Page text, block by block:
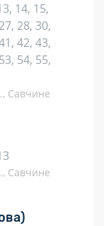
14, 15,
28, 30,
42, 43,
54, 55,
Савчине
Савчине